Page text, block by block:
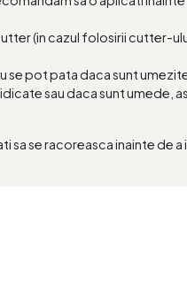
(in cazul folosirii cutter-
pot pata daca sunt
sau daca sunt umede,
se racoreasca inainte de